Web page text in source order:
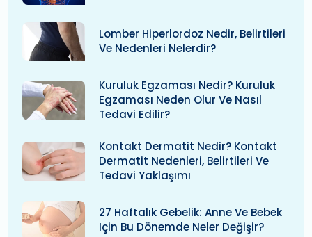
Lomber Hiperlordoz Nedir, Belirtileri
Ve Nedenleri Nelerdir?
Kuruluk Egzaması Nedir? Kuruluk
Egzaması Neden Olur Ve Nasıl
Tedavi Edilir?
Kontakt Dermatit Nedir? Kontakt
Dermatit Nedenleri, Belirtileri Ve
Tedavi Yaklaşımı
27 Haftalık Gebelik: Anne Ve Bebek
Için Bu Dönemde Neler Değişir?